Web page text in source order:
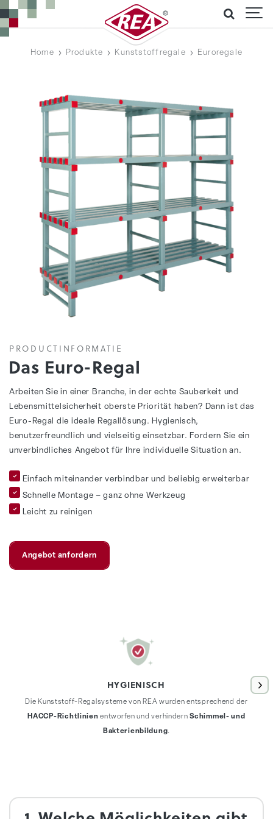
Home Produkte Kunststoffregale Euroregale
PRODUCTINFORMATIE
Das Euro-Regal
Arbeiten Sie in einer Branche, in der echte Sauberkeit und
Lebensmittelsicherheit oberste Priorität haben? Dann ist das
Euro-Regal die ideale Regallösung. Hygienisch,
benutzerfreundlich und vielseitig einsetzbar. Fordern Sie ein
unverbindliches Angebot für Ihre individuelle Situation an.
Einfach miteinander verbindbar und beliebig erweiterbar
Schnelle Montage – ganz ohne Werkzeug
Leicht zu reinigen
Angebot anfordern
HYGIENISCH
Die Kunststoff-Regalsysteme von REA wurden entsprechend der
HACCP-Richtlinien entworfen und verhindernSchimmel- und
Bakterienbildung.